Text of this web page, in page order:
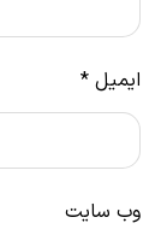
ایمیل*
وب‌ سایت